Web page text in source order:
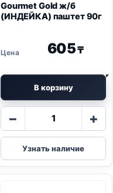
Gourmet Gold ж/б
(ИНДЕЙКА) паштет 90г
605₸
В корзину
−
Количество
Gourmet
Gold
ж/
+
Узнать наличие